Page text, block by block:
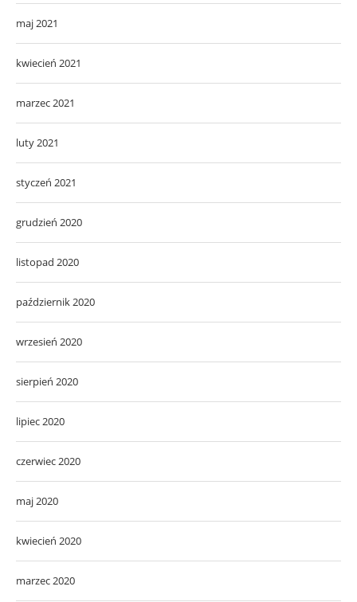
maj 2021
kwiecień 2021
marzec 2021
luty 2021
styczeń 2021
grudzień 2020
listopad 2020
październik 2020
wrzesień 2020
sierpień 2020
lipiec 2020
czerwiec 2020
maj 2020
kwiecień 2020
marzec 2020